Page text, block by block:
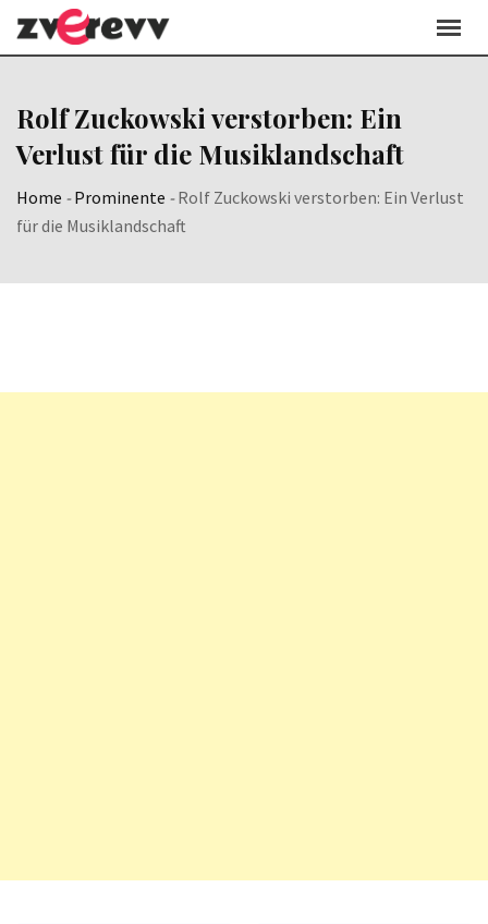
Skip
Rolf Zuckowski verstorben: Ein
Verlust für die Musiklandschaft
Home -Prominente -Rolf Zuckowski verstorben: Ein Verlust
für die Musiklandschaft